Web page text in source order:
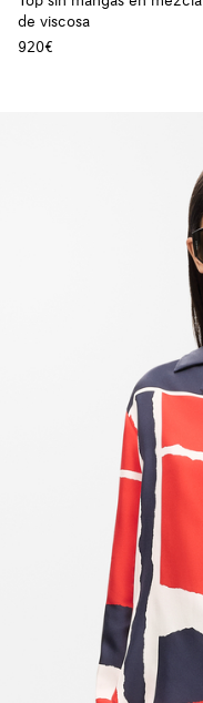
de viscosa
920€